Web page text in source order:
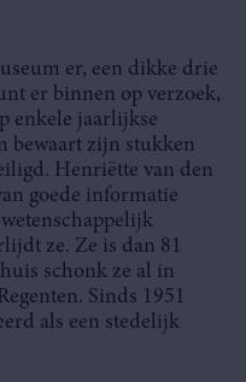
er, een dikke drie
er binnen op verzoek,
enkele jaarlijkse
bewaart zijn stukken
Henriëtte van den
goede informatie
ze. Ze is dan 81
schonk ze al in
Sinds 1951
als een stedelijk